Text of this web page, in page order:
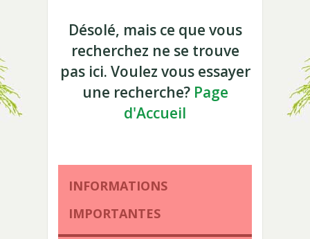
Désolé, mais ce que vous
recherchez ne se trouve
pas ici. Voulez vous essayer
une recherche? Page
d'Accueil
INFORMATIONS
IMPORTANTES